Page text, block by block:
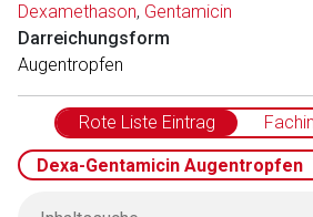
Dexamethason, Gentamicin
Darreichungsform
Augentropfen
Rote Liste Eintrag
Dexa-Gentamicin Augentropfen